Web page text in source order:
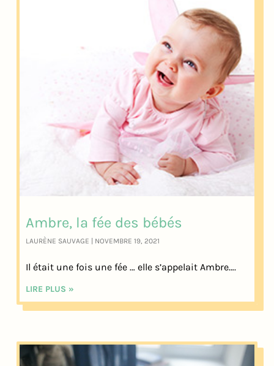
Ambre, la fée des bébés
LAURÈNE SAUVAGE NOVEMBRE 19, 2021
Il était une fois une fée … elle s’appelait Ambre….
LIRE PLUS »